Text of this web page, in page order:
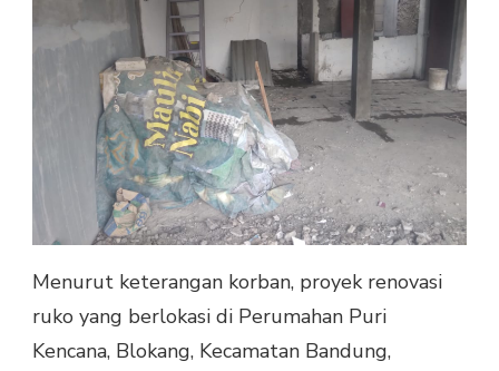
Menurut keterangan korban, proyek renovasi
ruko yang berlokasi di Perumahan Puri
Kencana, Blokang, Kecamatan Bandung,